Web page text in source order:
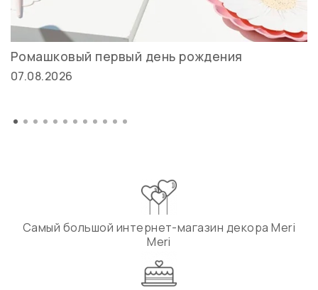
Ромашковый первый день рождения
07.08.2026
Самый большой интернет-магазин декора Meri
Meri